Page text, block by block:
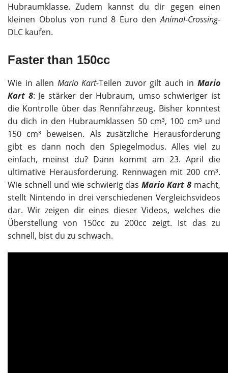
Hubraumklasse. Zudem kannst du dir gegen einen
kleinen Obolus von rund 8 Euro denAnimal-Crossing-
DLC kaufen.
Faster than 150cc
Wie in allen Mario Kart-Teilen zuvor gilt auch inMario
Kart 8: Je stärker der Hubraum, umso schwieriger ist
die Kontrolle über das Rennfahrzeug. Bisher konntest
du dich in den Hubraumklassen 50 cm³, 100 cm³ und
150 cm³ beweisen. Als zusätzliche Herausforderung
gibt es dann noch den Spiegelmodus. Alles viel zu
einfach, meinst du? Dann kommt am 23. April die
ultimative Herausforderung. Rennwagen mit 200 cm³.
Wie schnell und wie schwierig dasMario Kart 8 macht,
stellt Nintendo in drei verschiedenen Vergleichsvideos
dar. Wir zeigen dir eines dieser Videos, welches die
Überstellung von 150cc zu 200cc zeigt. Ist das zu
schnell, bist du zu schwach.